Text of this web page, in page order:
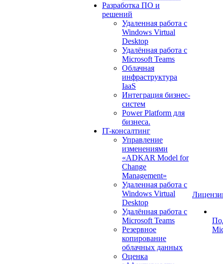
Разработка ПО и
решений
Удаленная работа с
Windows Virtual
Desktop
Удалённая работа с
Microsoft Teams
Облачная
инфраструктура
IaaS
Интеграция бизнес-
систем
Power Platform для
бизнеса.
IT-консалтинг
Управление
изменениями
«ADKAR Model for
Change
Management»
Удаленная работа с
Windows Virtual
Desktop
Удалённая работа с
Microsoft Teams
Резервное
копирование
облачных данных
Оценка